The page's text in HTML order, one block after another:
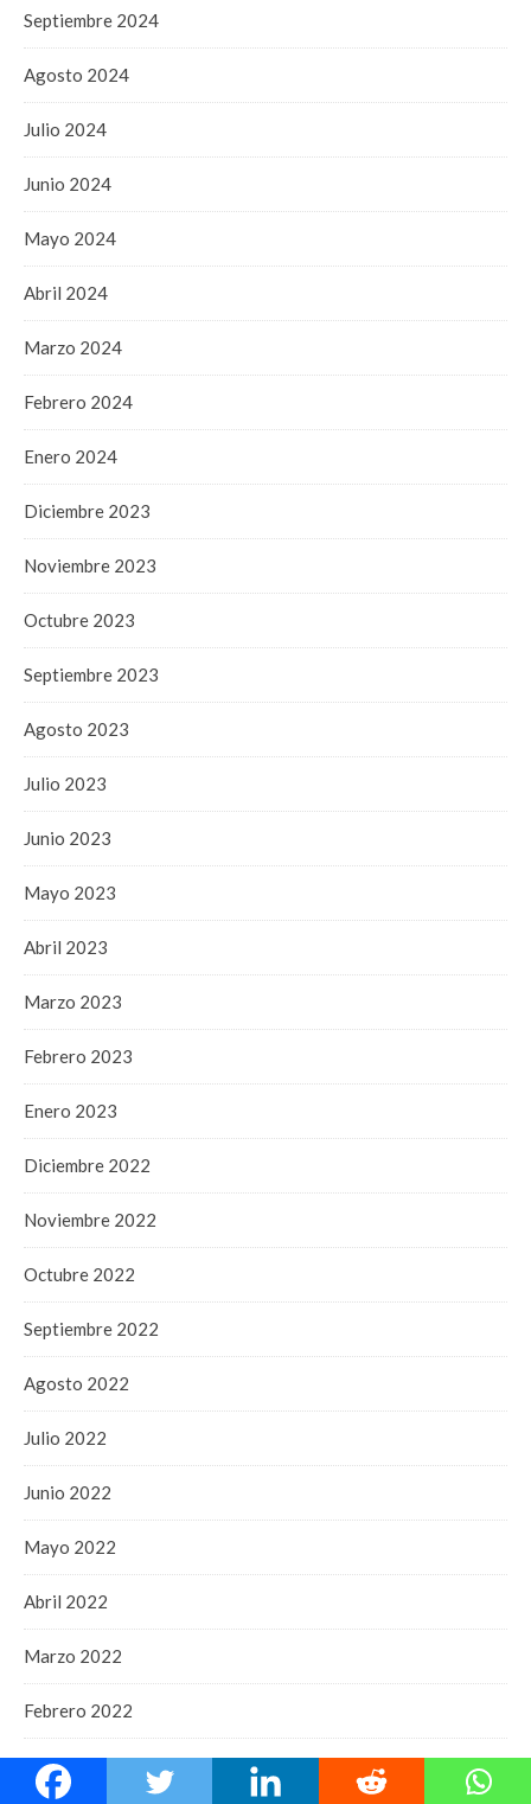
Septiembre 2024
Agosto 2024
Julio 2024
Junio 2024
Mayo 2024
Abril 2024
Marzo 2024
Febrero 2024
Enero 2024
Diciembre 2023
Noviembre 2023
Octubre 2023
Septiembre 2023
Agosto 2023
Julio 2023
Junio 2023
Mayo 2023
Abril 2023
Marzo 2023
Febrero 2023
Enero 2023
Diciembre 2022
Noviembre 2022
Octubre 2022
Septiembre 2022
Agosto 2022
Julio 2022
Junio 2022
Mayo 2022
Abril 2022
Marzo 2022
Febrero 2022
Enero 2022